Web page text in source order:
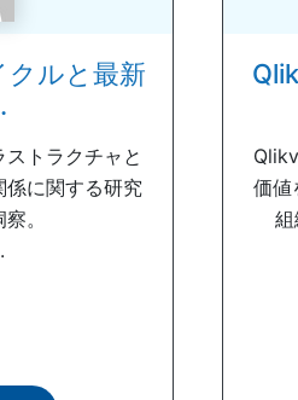
クルと最新
トラクチャと
係に関する研究
。
価値